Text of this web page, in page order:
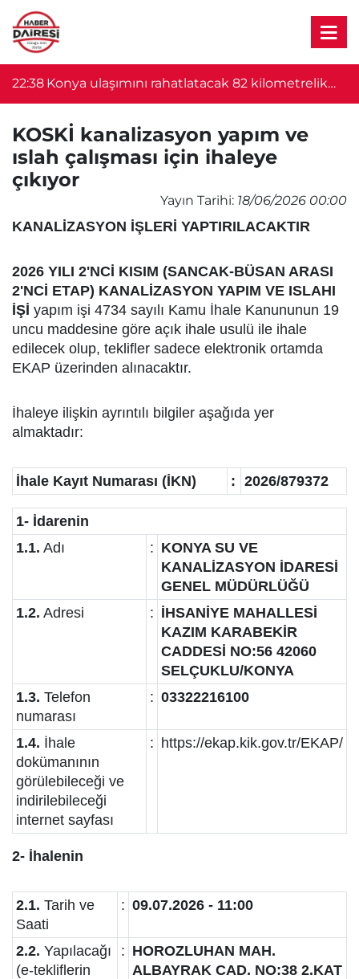
22:38 Konya ulaşımını rahatlatacak 82 kilometrelik
proje başlıyor! Bakan Uraloğlu duyurdu
KOSKİ kanalizasyon yapım ve
ıslah çalışması için ihaleye
çıkıyor
Yayın Tarihi: 18/06/2026 00:00
KANALİZASYON İŞLERİ YAPTIRILACAKTIR
2026 YILI 2'NCİ KISIM (SANCAK-BÜSAN ARASI
2'NCİ ETAP) KANALİZASYON YAPIM VE ISLAHI
İŞİ yapım işi 4734 sayılı Kamu İhale Kanununun 19
uncu maddesine göre açık ihale usulü ile ihale
edilecek olup, teklifler sadece elektronik ortamda
EKAP üzerinden alınacaktır.
İhaleye ilişkin ayrıntılı bilgiler aşağıda yer
almaktadır:
İhale Kayıt Numarası (İKN) : 2026/879372
1- İdarenin
1.1. Adı : KONYA SU VE
KANALİZASYON İDARESİ
GENEL MÜDÜRLÜĞÜ
1.2. Adresi : İHSANİYE MAHALLESİ
KAZIM KARABEKİR
CADDESİ NO:56 42060
SELÇUKLU/KONYA
1.3. Telefon
numarası
: 03322216100
1.4. İhale
dokümanının
görülebileceği ve
indirilebileceği
internet sayfası
: https://ekap.kik.gov.tr/EKAP/
2- İhalenin
2.1. Tarih ve
Saati
: 09.07.2026 - 11:00
2.2. Yapılacağı
(e-tekliflerin
: HOROZLUHAN MAH.
ALBAYRAK CAD. NO:38 2.KAT